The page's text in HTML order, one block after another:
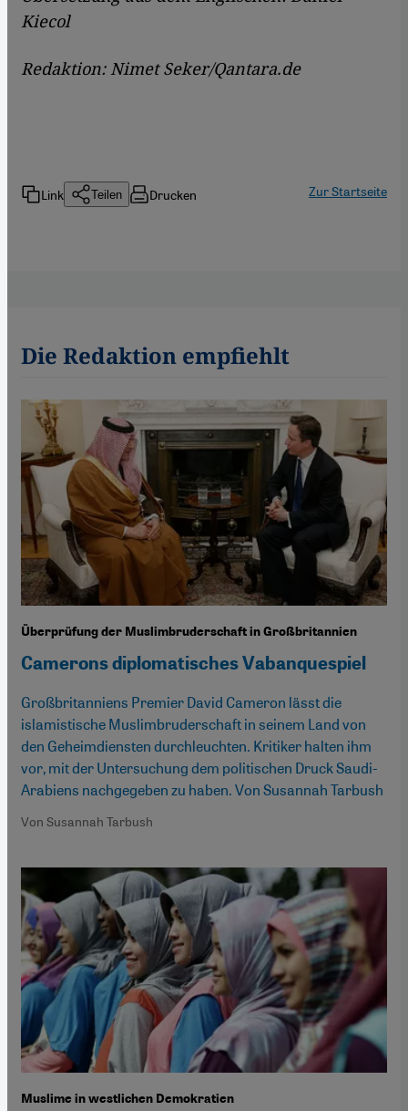
Kiecol
Redaktion: Nimet Seker/Qantara.de
Link Teilen Drucken Zur Startseite
Die Redaktion empfiehlt
Überprüfung der Muslimbruderschaft in Großbritannien
Camerons diplomatisches Vabanquespiel
Großbritanniens Premier David Cameron lässt die
islamistische Muslimbruderschaft in seinem Land von
den Geheimdiensten durchleuchten. Kritiker halten ihm
vor, mit der Untersuchung dem politischen Druck Saudi-
Arabiens nachgegeben zu haben. Von Susannah Tarbush
Von Susannah Tarbush
Muslime in westlichen Demokratien